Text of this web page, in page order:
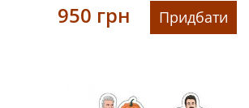
950 грн Придбати